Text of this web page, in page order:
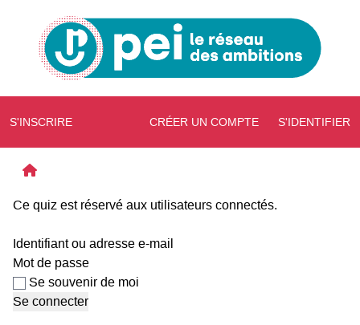
S'INSCRIRE CRÉER UN COMPTE S'IDENTIFIER
Ce quiz est réservé aux utilisateurs connectés.
Identifiant ou adresse e-mail
Mot de passe
Se souvenir de moi